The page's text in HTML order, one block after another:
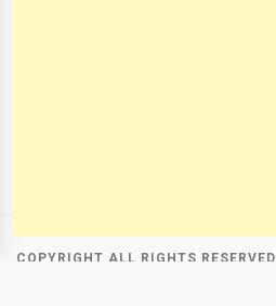
COPYRIGHT ALL RIGHTS RESERVED